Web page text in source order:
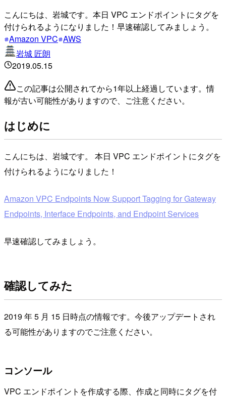
こんにちは、岩城です。本日 VPC エンドポイントにタグを
付けられるようになりました！早速確認してみましょう。
Amazon VPC AWS
岩城 匠朗
2019.05.15
この記事は公開されてから1年以上経過しています。情
報が古い可能性がありますので、ご注意ください。
はじめに
こんにちは、岩城です。 本日 VPC エンドポイントにタグを
付けられるようになりました！
Amazon VPC Endpoints Now Support Tagging for Gateway
Endpoints, Interface Endpoints, and Endpoint Services
早速確認してみましょう。
確認してみた
2019 年 5 月 15 日時点の情報です。今後アップデートされ
る可能性がありますのでご注意ください。
コンソール
VPC エンドポイントを作成する際、作成と同時にタグを付